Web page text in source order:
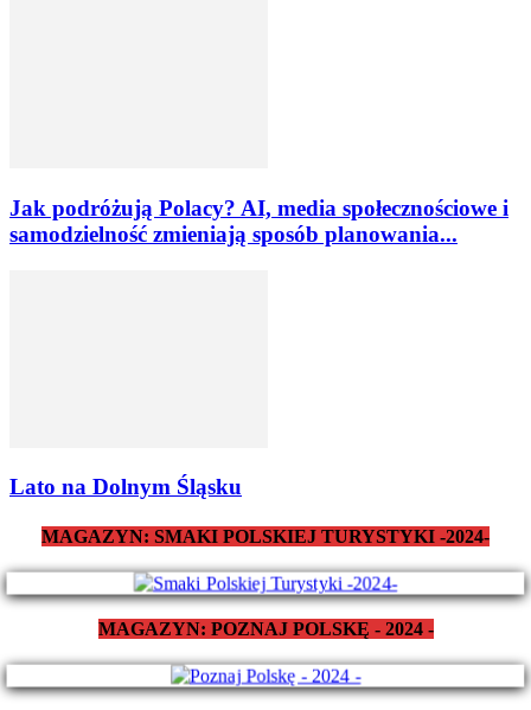
Jak podróżują Polacy? AI, media społecznościowe i
samodzielność zmieniają sposób planowania...
Lato na Dolnym Śląsku
MAGAZYN: SMAKI POLSKIEJ TURYSTYKI -2024-
MAGAZYN: POZNAJ POLSKĘ - 2024 -